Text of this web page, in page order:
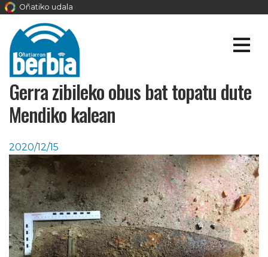
Oñatiko udala
Gerra zibileko obus bat topatu dute
Mendiko kalean
2020/12/15